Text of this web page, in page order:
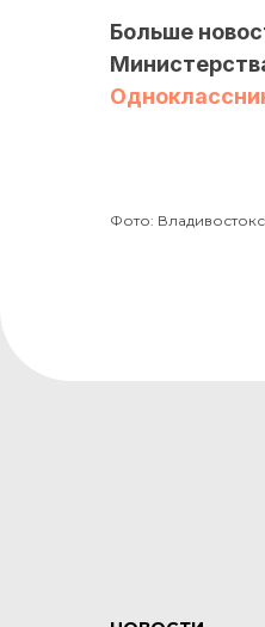
Больше
Фото: